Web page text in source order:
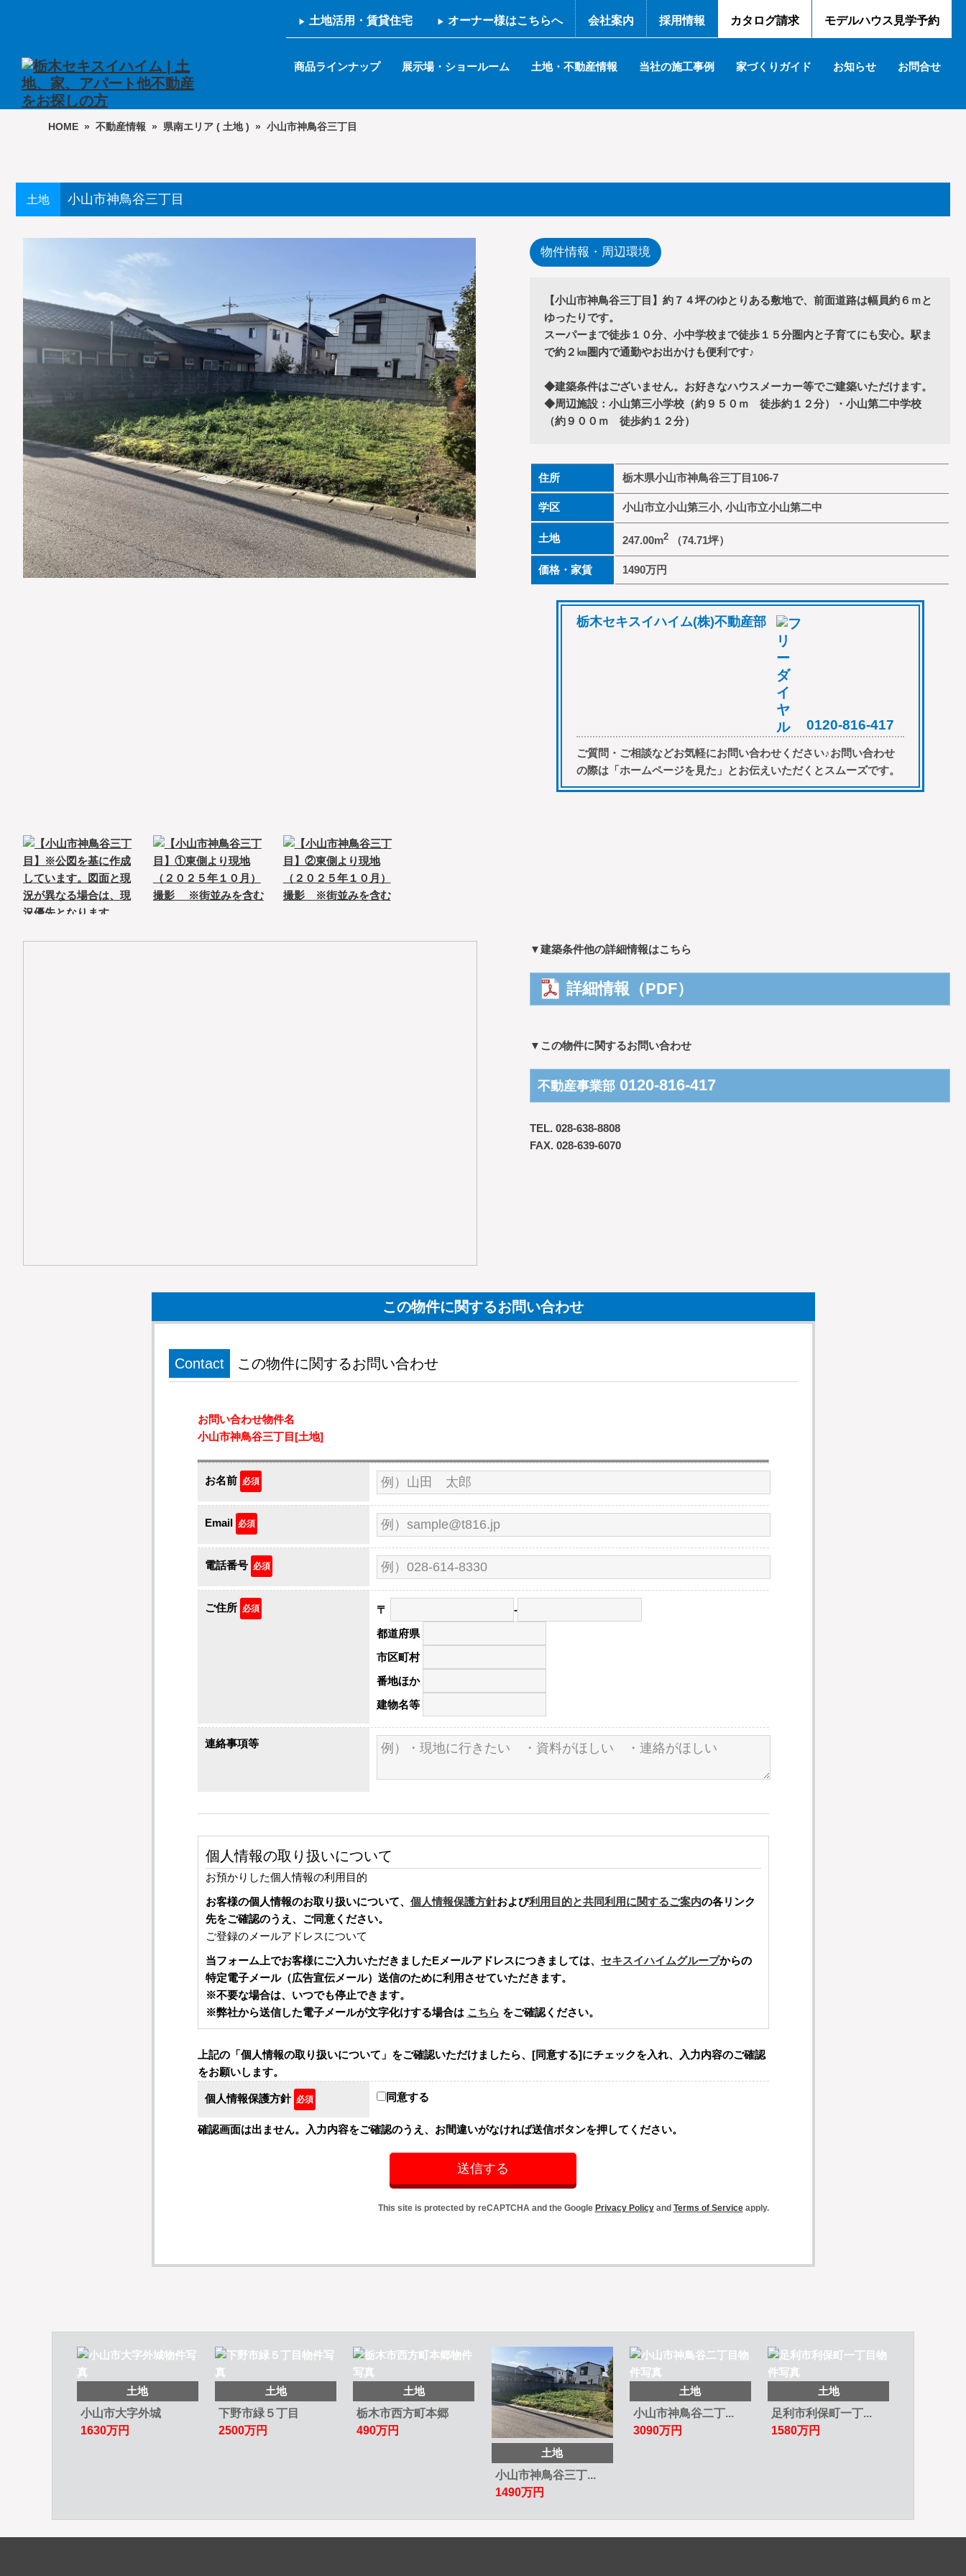
土地活用・賃貸住宅 オーナー様はこちらへ 会社案内 採用情報 カタログ請求 モデルハウス見学予約
商品ラインナップ 展示場・ショールーム 土地・不動産情報 当社の施工事例 家づくりガイド お知らせ お問合せ
HOME »不動産情報 »県南エリア ( 土地 ) »小山市神鳥谷三丁目
土地 小山市神鳥谷三丁目
物件情報・周辺環境
【小山市神鳥谷三丁目】約７４坪のゆとりある敷地で、前面道路は幅員約６ｍと
ゆったりです。
スーパーまで徒歩１０分、小中学校まで徒歩１５分圏内と子育てにも安心。駅ま
で約２㎞圏内で通勤やお出かけも便利です♪
◆建築条件はございません。お好きなハウスメーカー等でご建築いただけます。
◆周辺施設：小山第三小学校（約９５０ｍ 徒歩約１２分）・小山第二中学校
（約９００ｍ 徒歩約１２分）
住所 栃木県小山市神鳥谷三丁目106-7
学区 小山市立小山第三小, 小山市立小山第二中
土地 247.00m2 （74.71坪）
価格・家賃 1490万円
栃木セキスイハイム(株)不動産部
0120-816-417
ご質問・ご相談などお気軽にお問い合わせください♪お問い合わせ
の際は「ホームページを見た」とお伝えいただくとスムーズです。
▼建築条件他の詳細情報はこちら
詳細情報（PDF）
▼この物件に関するお問い合わせ
不動産事業部 0120-816-417
TEL. 028-638-8808
FAX. 028-639-6070
この物件に関するお問い合わせ
Contact この物件に関するお問い合わせ
お問い合わせ物件名
小山市神鳥谷三丁目[土地]
お名前 必須
Email 必須
電話番号 必須
ご住所 必須 〒
便
番
号
1
-
便
都道府県
市区町村
番地ほか
建物名等
連絡事項等
個人情報の取り扱いについて
お預かりした個人情報の利用目的
お客様の個人情報のお取り扱いについて、 個人情報保護方針および利用目的と共同利用に関するご案内の各リンク
先をご確認のうえ、ご同意ください。
ご登録のメールアドレスについて
当フォーム上でお客様にご入力いただきましたEメールアドレスにつきましては、 セキスイハイムグループからの
特定電子メール（広告宣伝メール）送信のために利用させていただきます。
※不要な場合は、いつでも停止できます。
※弊社から送信した電子メールが文字化けする場合は こちら をご確認ください。
上記の「個人情報の取り扱いについて」をご確認いただけましたら、[同意する]にチェックを入れ、入力内容のご確認
をお願いします。
個人情報保護方針 必須 同意する
確認画面は出ません。入力内容をご確認のうえ、お間違いがなければ送信ボタンを押してください。
This site is protected by reCAPTCHA and the Google Privacy Policyand Terms of Serviceapply.
土地
小山市大字外城
1630万円
土地
下野市緑５丁目
2500万円
土地
栃木市西方町本郷
490万円
土地
小山市神鳥谷三丁...
1490万円
土地
小山市神鳥谷二丁...
3090万円
土地
足利市利保町一丁...
1580万円